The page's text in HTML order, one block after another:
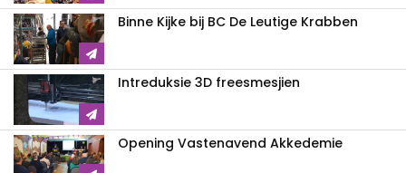
Binne Kijke bij BC De Leutige Krabben
Intreduksie 3D freesmesjien
Opening Vastenavend Akkedemie